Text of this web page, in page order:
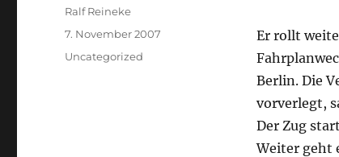
Er rollt
Berlin. Die
vorverlegt,
Der Zug
Weiter geht
Autor
Ralf Reineke
Veröffentlicht
7. November 2007
Kategorien
Uncategorized